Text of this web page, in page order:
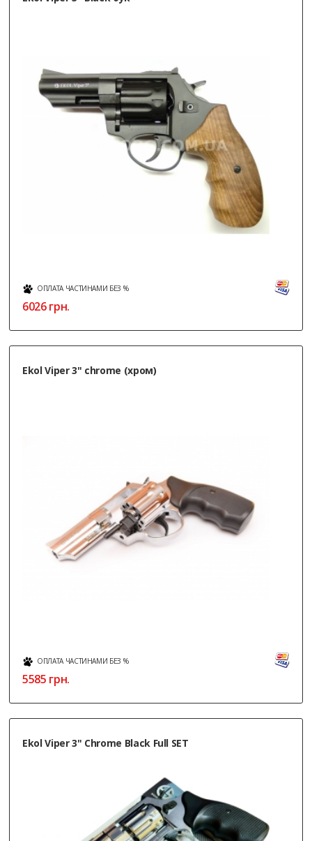
ОПЛАТА ЧАСТИНАМИ БЕЗ %
6026грн.
Ekol Viper 3" chrome (хром)
ОПЛАТА ЧАСТИНАМИ БЕЗ %
5585 грн.
Ekol Viper 3" Chrome Black Full SET